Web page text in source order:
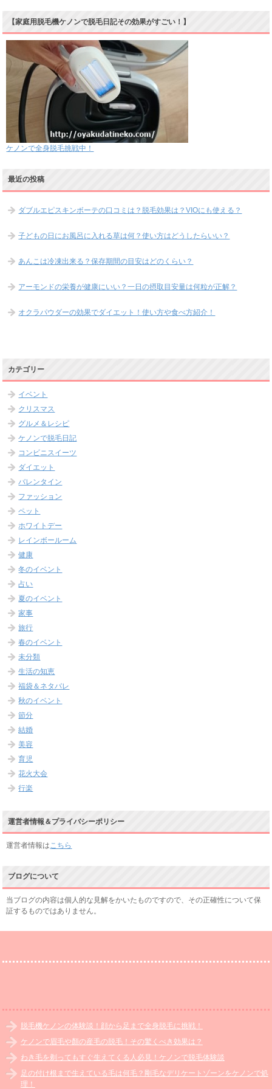
【家庭用脱毛機ケノンで脱毛日記その効果がすごい！】
ケノンで全身脱毛挑戦中！
最近の投稿
ダブルエピスキンボーテの口コミは？脱毛効果は？VIOにも使える？
子どもの日にお風呂に入れる草は何？使い方はどうしたらいい？
あんこは冷凍出来る？保存期間の目安はどのくらい？
アーモンドの栄養が健康にいい？一日の摂取目安量は何粒が正解？
オクラパウダーの効果でダイエット！使い方や食べ方紹介！
カテゴリー
イベント
クリスマス
グルメ＆レシピ
ケノンで脱毛日記
コンビニスイーツ
ダイエット
バレンタイン
ファッション
ペット
ホワイトデー
レインボールーム
健康
冬のイベント
占い
夏のイベント
家事
旅行
春のイベント
未分類
生活の知恵
福袋＆ネタバレ
秋のイベント
節分
結婚
美容
育児
花火大会
行楽
運営者情報＆プライバシーポリシー
運営者情報はこちら
ブログについて
当ブログの内容は個人的な見解をかいたものですので、その正確性について保
証するものではありません。
脱毛機ケノンの体験談！顔から足まで全身脱毛に挑戦！
ケノンで眉毛や顏の産毛の脱毛！その驚くべき効果は？
わき毛を剃ってもすぐ生えてくる人必見！ケノンで脱毛体験談
足の付け根まで生えている毛は何毛？剛毛なデリケートゾーンをケノンで処
理！